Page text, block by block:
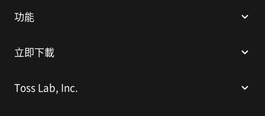
功能
立即下載
Toss Lab, Inc.